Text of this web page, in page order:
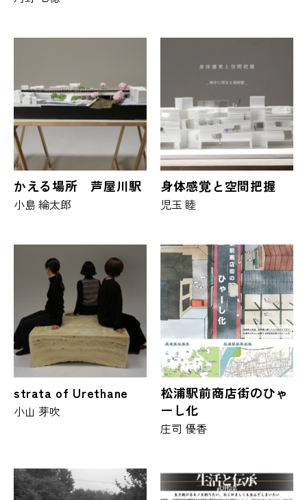
かえる場所 芦屋川駅
小島 綸太郎
身体感覚と空間把握
児玉 睦
strata of Urethane
小山 芽吹
松浦駅前商店街のひゃ
ーし化
庄司 優香